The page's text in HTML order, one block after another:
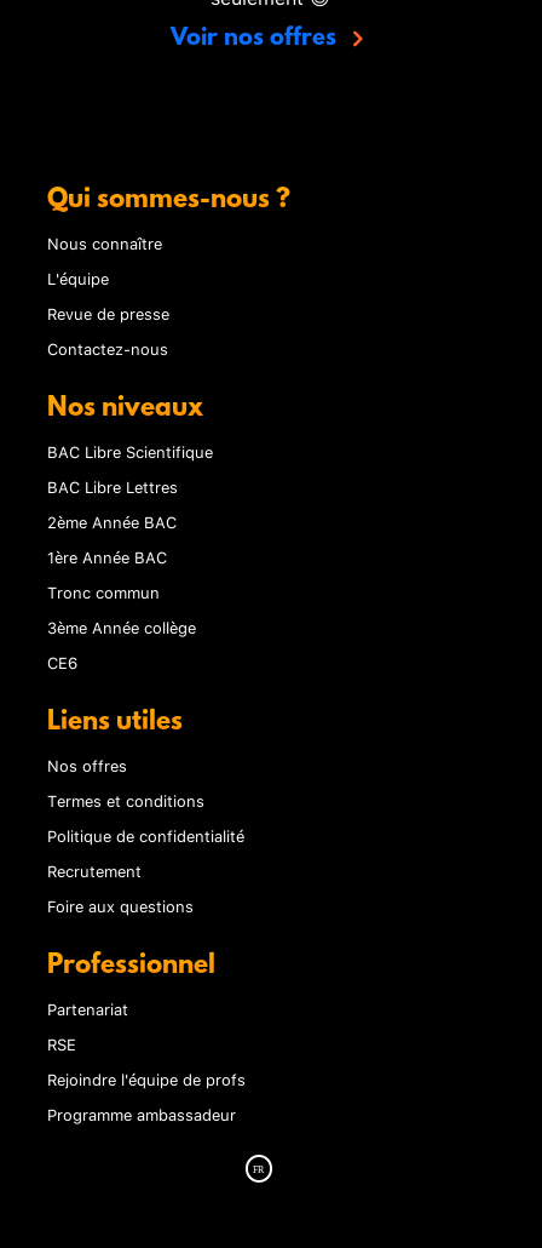
Voir nos offres
Qui sommes-nous ?
Nous connaître
L'équipe
Revue de presse
Contactez-nous
Nos niveaux
BAC Libre Scientifique
BAC Libre Lettres
2ème Année BAC
1ère Année BAC
Tronc commun
3ème Année collège
CE6
Liens utiles
Nos offres
Termes et conditions
Politique de confidentialité
Recrutement
Foire aux questions
Professionnel
Partenariat
RSE
Rejoindre l'équipe de profs
Programme ambassadeur